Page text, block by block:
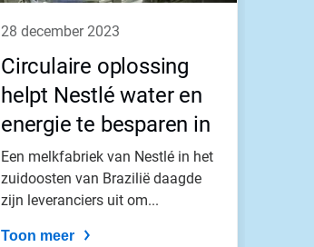
28 december 2023
Circulaire oplossing
helpt Nestlé water en
energie te besparen in
Brazilië
Een melkfabriek van Nestlé in het
zuidoosten van Brazilië daagde
zijn leveranciers uit om...
Toon meer